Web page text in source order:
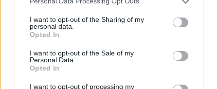
not limited to your visit or usage behaviour. You may click to
grant or deny consent to Google and its third-party tags to
use your data for below specified purposes in below Google
consent section.
I want to opt-out of the Sharing of my
personal data.
Opted In
I want to opt-out of the Sale of my
Personal Data.
Opted In
I want to opt-out of processing my